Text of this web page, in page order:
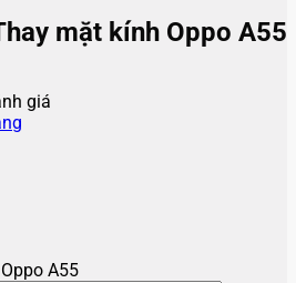
mặt kính Oppo A55
giá
A55